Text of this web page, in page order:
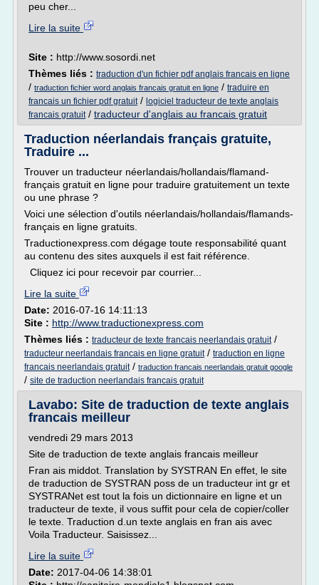
peu cher...
Lire la suite
Site : http://www.sosordi.net
Thèmes liés : traduction d'un fichier pdf anglais francais en ligne
/ traduction fichier word anglais francais gratuit en ligne / traduire en
francais un fichier pdf gratuit/ logiciel traducteur de texte anglais
francais gratuit/ traducteur d'anglais au francais gratuit
Traduction néerlandais français gratuite,
Traduire ...
Trouver un traducteur néerlandais/hollandais/flamand-
français gratuit en ligne pour traduire gratuitement un texte
ou une phrase ?
Voici une sélection d'outils néerlandais/hollandais/flamands-
français en ligne gratuits.
Traductionexpress.com dégage toute responsabilité quant
au contenu des sites auxquels il est fait référence.
Cliquez ici pour recevoir par courrier...
Lire la suite
Date: 2016-07-16 14:11:13
Site : http://www.traductionexpress.com
Thèmes liés : traducteur de texte francais neerlandais gratuit/
traducteur neerlandais francais en ligne gratuit/ traduction en ligne
francais neerlandais gratuit/ traduction francais neerlandais gratuit google
/ site de traduction neerlandais francais gratuit
Lavabo: Site de traduction de texte anglais
francais meilleur
vendredi 29 mars 2013
Site de traduction de texte anglais francais meilleur
Fran ais middot. Translation by SYSTRAN En effet, le site
de traduction de SYSTRAN poss de un traducteur int gr et
SYSTRANet est tout la fois un dictionnaire en ligne et un
traducteur de texte, il vous suffit pour cela de copier/coller
le texte. Traduction d.un texte anglais en fran ais avec
Voila Traducteur. Saisissez...
Lire la suite
Date: 2017-04-06 14:38:01